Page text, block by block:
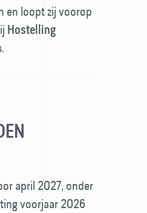
en loopt zij voorop
Hostelling
april 2027, onder
voorjaar 2026